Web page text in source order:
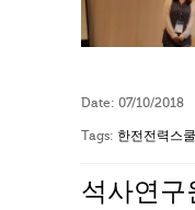
Date: 07/10/2018
Tags: 한전전력스쿨
석사연구